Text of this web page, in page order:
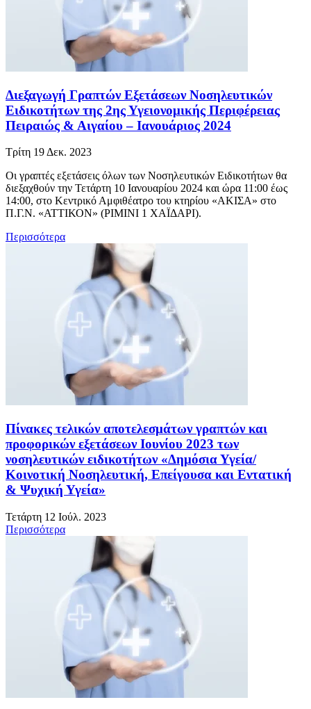
Διεξαγωγή Γραπτών Εξετάσεων Νοσηλευτικών
Ειδικοτήτων της 2ης Υγειονομικής Περιφέρειας
Πειραιώς & Αιγαίου – Ιανουάριος 2024
Τρίτη 19 Δεκ. 2023
Οι γραπτές εξετάσεις όλων των Νοσηλευτικών Ειδικοτήτων θα
διεξαχθούν την Τετάρτη 10 Ιανουαρίου 2024 και ώρα 11:00 έως
14:00, στο Κεντρικό Αμφιθέατρο του κτηρίου «ΑΚΙΣΑ» στο
Π.Γ.Ν. «ΑΤΤΙΚΟΝ» (ΡΙΜΙΝΙ 1 ΧΑΪΔΑΡΙ).
Περισσότερα
Πίνακες τελικών αποτελεσμάτων γραπτών και
προφορικών εξετάσεων Ιουνίου 2023 των
νοσηλευτικών ειδικοτήτων «Δημόσια Υγεία/
Κοινοτική Νοσηλευτική, Επείγουσα και Εντατική
& Ψυχική Υγεία»
Τετάρτη 12 Ιούλ. 2023
Περισσότερα